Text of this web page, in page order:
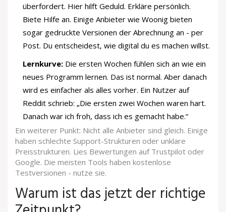
überfordert. Hier hilft Geduld. Erkläre persönlich.
Biete Hilfe an. Einige Anbieter wie Woonig bieten
sogar gedruckte Versionen der Abrechnung an - per
Post. Du entscheidest, wie digital du es machen willst.
Lernkurve: Die ersten Wochen fühlen sich an wie ein
neues Programm lernen. Das ist normal. Aber danach
wird es einfacher als alles vorher. Ein Nutzer auf
Reddit schrieb: „Die ersten zwei Wochen waren hart.
Danach war ich froh, dass ich es gemacht habe.“
Ein weiterer Punkt: Nicht alle Anbieter sind gleich. Einige
haben schlechte Support-Strukturen oder unklare
Preisstrukturen. Lies Bewertungen auf Trustpilot oder
Google. Die meisten Tools haben kostenlose
Testversionen - nutze sie.
Warum ist das jetzt der richtige